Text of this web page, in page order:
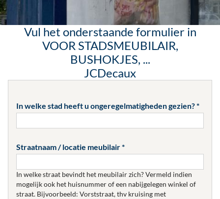
Vul het onderstaande formulier in
VOOR STADSMEUBILAIR,
BUSHOKJES, ...
JCDecaux
In welke stad heeft u ongeregelmatigheden gezien?
Straatnaam / locatie meubilair
In welke straat bevindt het meubilair zich? Vermeld indien
mogelijk ook het huisnummer of een nabijgelegen winkel of
straat. Bijvoorbeeld: Vorststraat, thv kruising met